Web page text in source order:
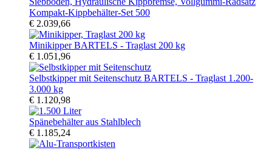
Kompakt-Kippbehälter-Set 500
€ 2.039,66
Minikipper BARTELS - Traglast 200 kg
€ 1.051,96
Selbstkipper mit Seitenschutz BARTELS - Traglast 1.200-
3.000 kg
€ 1.120,98
Spänebehälter aus Stahlblech
€ 1.185,24